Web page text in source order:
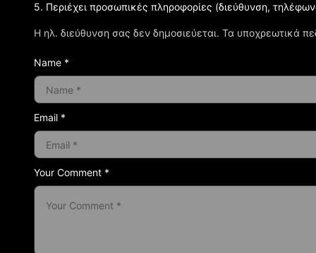
Η ηλ. διεύθυνση σας δεν δημοσιεύεται. Τα υποχρεωτικά
Your Comment *
5. Περιέχει προσωπικές πληροφορίες (διεύθυνση,
Name *
Email *